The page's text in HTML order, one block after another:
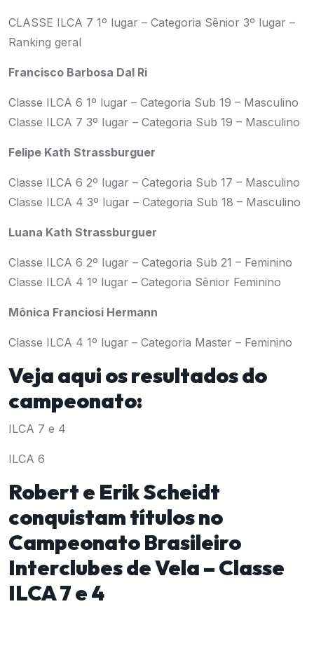
CLASSE ILCA 7 1º lugar – Categoria Sênior 3º lugar –
Ranking geral
Francisco Barbosa Dal Ri
Classe ILCA 6 1º lugar – Categoria Sub 19 – Masculino
Classe ILCA 7 3º lugar – Categoria Sub 19 – Masculino
Felipe Kath Strassburguer
Classe ILCA 6 2º lugar – Categoria Sub 17 – Masculino
Classe ILCA 4 3º lugar – Categoria Sub 18 – Masculino
Luana Kath Strassburguer
Classe ILCA 6 2º lugar – Categoria Sub 21 – Feminino
Classe ILCA 4 1º lugar – Categoria Sênior Feminino
Mônica Franciosi Hermann
Classe ILCA 4 1º lugar – Categoria Master – Feminino
Veja aqui os resultados do
campeonato:
ILCA 7 e 4
ILCA 6
Robert e Erik Scheidt
conquistam títulos no
Campeonato Brasileiro
Interclubes de Vela – Classe
ILCA 7 e 4